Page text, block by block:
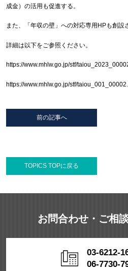
成金）の活用も促進する。
また、「年収の壁」への対応専用HPも創設
詳細は以下をご参照ください。
https://www.mhlw.go.jp/stf/
https://www.mhlw.go.jp/stf/
前の記事へ
TOPICS TOPに戻る
お問合わせ・ご相
03-6212-
06-7730-